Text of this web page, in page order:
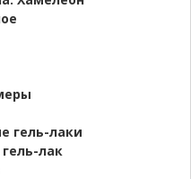
гель-лаки
лак